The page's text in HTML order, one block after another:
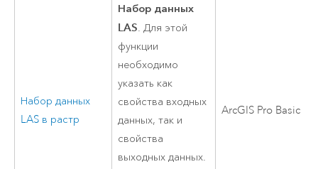
Набор данных
LAS в растр
Набор данных
LAS. Для этой
функции
необходимо
указать как
свойства входных
данных, так и
свойства
выходных данных.
ArcGIS Pro Basic